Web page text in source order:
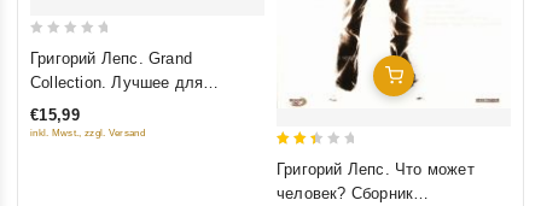
out
5
Григорий Лепс. Grand
Collection. Лучшее для
лучших (2014)
€15,99
inkl. Mwst., zzgl. Versand
Добавить В Корзину
out
Григорий Лепс. Что может
человек? Сборник